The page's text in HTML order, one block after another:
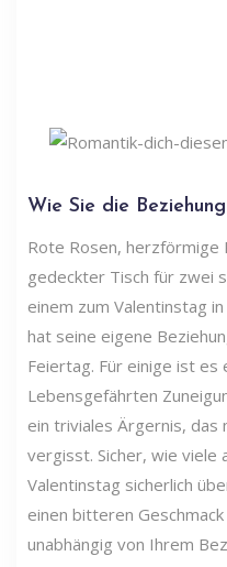
Wie Sie die
Rote Rosen, herzförmige
gedeckter Tisch für zwei
einem zum Valentinstag
hat seine eigene
Feiertag. Für einige ist es
Lebensgefährten
ein triviales Ärgernis, das
vergisst. Sicher, wie viele
Valentinstag sicherlich
einen bitteren
unabhängig von Ihrem